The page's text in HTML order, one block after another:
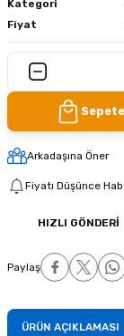
Kategori
Fiyat
Arkadaşına Öner
Fiyatı Düşünce
HIZLI GÖNDERI
Paylaş
ÜRÜN AÇIKLAMASI